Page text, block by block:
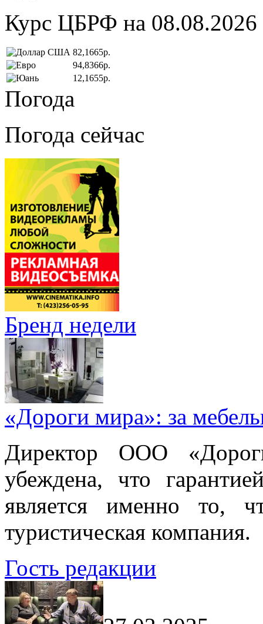
Курс ЦБРФ на 08.08.2026
82,1665р.
94,8366р.
12,1655р.
Погода
Погода сейчас
Бренд недели
«Дороги мира»: за
Директор ООО
убеждена, что
является именно то,
туристическая компания.
Гость редакции